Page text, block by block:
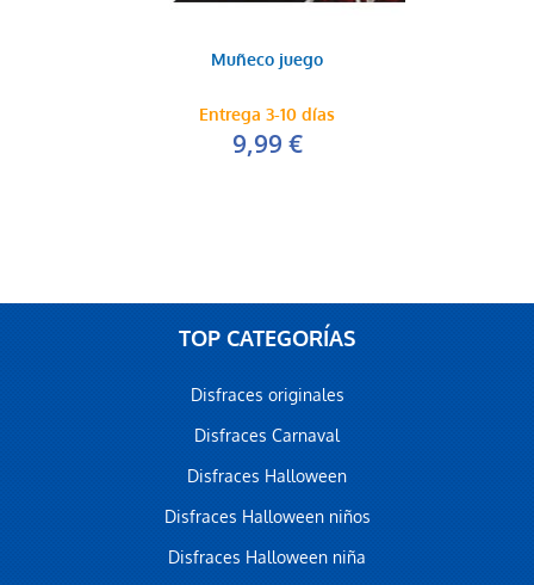
Muñeco juego
Entrega 3-10 días
9,99 €
TOP CATEGORÍAS
Disfraces originales
Disfraces Carnaval
Disfraces Halloween
Disfraces Halloween niños
Disfraces Halloween niña